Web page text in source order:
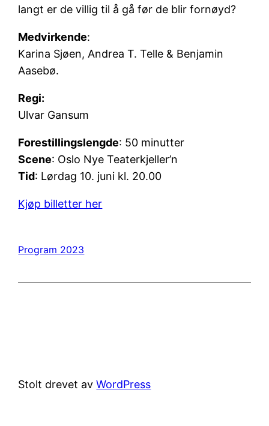
langt er de villig til å gå før de blir fornøyd?
Medvirkende:
Karina Sjøen, Andrea T. Telle & Benjamin
Aasebø.
Regi:
Ulvar Gansum
Forestillingslengde: 50 minutter
Scene: Oslo Nye Teaterkjeller’n
Tid: Lørdag 10. juni kl. 20.00
Kjøp billetter her
Program 2023
Stolt drevet avWordPress